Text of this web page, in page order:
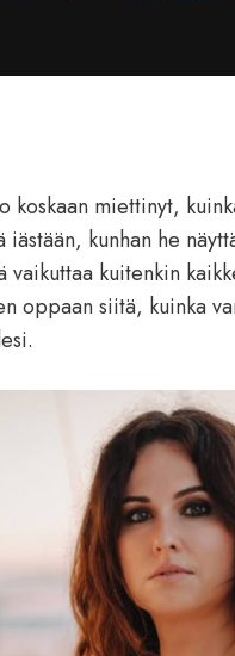
miettinyt,
kunhan he
kuitenkin
oppaan siitä, kuinka